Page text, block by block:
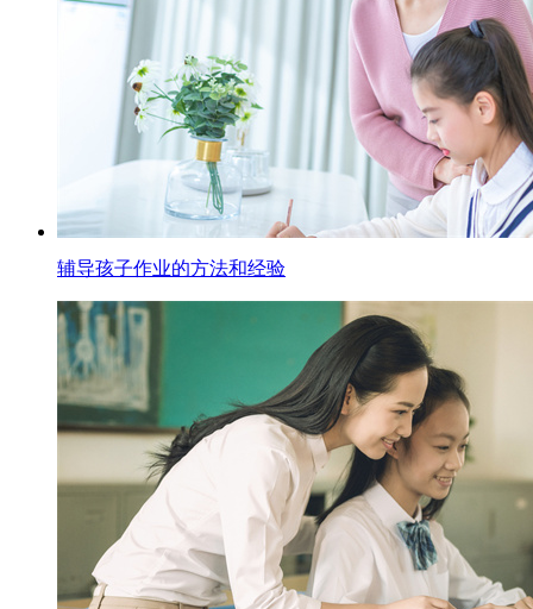
辅导孩子作业的方法和经验